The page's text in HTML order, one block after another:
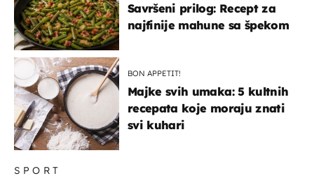
SPORT
Savršeni prilog: Recept za
najfinije mahune sa špekom
BON APPETIT!
Majke svih umaka: 5 kultnih
recepata koje moraju znati
svi kuhari